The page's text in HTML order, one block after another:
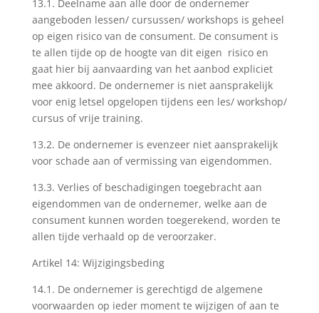
13.1. Deelname aan alle door de ondernemer
aangeboden lessen/ cursussen/ workshops is geheel
op eigen risico van de consument. De consument is
te allen tijde op de hoogte van dit eigen risico en
gaat hier bij aanvaarding van het aanbod expliciet
mee akkoord. De ondernemer is niet aansprakelijk
voor enig letsel opgelopen tijdens een les/ workshop/
cursus of vrije training.
13.2. De ondernemer is evenzeer niet aansprakelijk
voor schade aan of vermissing van eigendommen.
13.3. Verlies of beschadigingen toegebracht aan
eigendommen van de ondernemer, welke aan de
consument kunnen worden toegerekend, worden te
allen tijde verhaald op de veroorzaker.
Artikel 14: Wijzigingsbeding
14.1. De ondernemer is gerechtigd de algemene
voorwaarden op ieder moment te wijzigen of aan te